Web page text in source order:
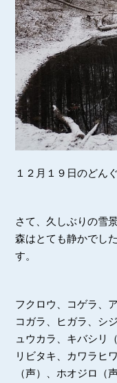
１２月１９日のどん
さて、久しぶりの雪
森はとても静かでし
す。
フクロウ、コゲラ、
コガラ、ヒガラ、シ
ュウカラ、キバシリ
リビタキ、カワラヒ
（声）、ホオジロ（